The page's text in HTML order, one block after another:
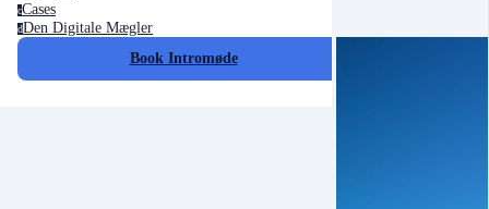
cCases
dDen Digitale Mægler
Book Intromøde